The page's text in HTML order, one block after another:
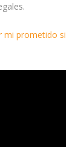
mi prometido si